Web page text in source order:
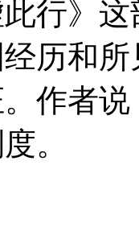
行》
历和
作者
。